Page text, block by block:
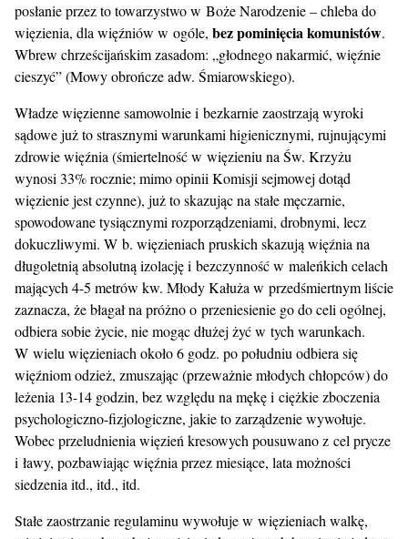
posłanie przez to towarzystwo w Boże Narodzenie – chleba do
więzienia, dla więźniów w ogóle, bez pominięcia komunistów.
Wbrew chrześcijańskim zasadom: „głodnego nakarmić, więźnie
cieszyć” (Mowy obrończe adw. Śmiarowskiego).
Władze więzienne samowolnie i bezkarnie zaostrzają wyroki
sądowe już to strasznymi warunkami higienicznymi, rujnującymi
zdrowie więźnia (śmiertelność w więzieniu na Św. Krzyżu
wynosi 33% rocznie; mimo opinii Komisji sejmowej dotąd
więzienie jest czynne), już to skazując na stałe męczarnie,
spowodowane tysiącznymi rozporządzeniami, drobnymi, lecz
dokuczliwymi. W b. więzieniach pruskich skazują więźnia na
długoletnią absolutną izolację i bezczynność w maleńkich celach
mających 4-5 metrów kw. Młody Kałuża w przedśmiertnym liście
zaznacza, że błagał na próżno o przeniesienie go do celi ogólnej,
odbiera sobie życie, nie mogąc dłużej żyć w tych warunkach.
W wielu więzieniach około 6 godz. po południu odbiera się
więźniom odzież, zmuszając (przeważnie młodych chłopców) do
leżenia 13-14 godzin, bez względu na mękę i ciężkie zboczenia
psychologiczno-fizjologiczne, jakie to zarządzenie wywołuje.
Wobec przeludnienia więzień kresowych pousuwano z cel prycze
i ławy, pozbawiając więźnia przez miesiące, lata możności
siedzenia itd., itd., itd.
Stałe zaostrzanie regulaminu wywołuje w więzieniach walkę,